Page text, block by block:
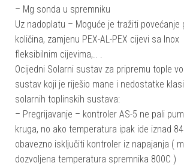
– Mg sonda u spremniku
Uz nadoplatu – Moguće je tražiti povećanje
količina, zamjenu PEX-AL-PEX cijevi sa Inox
fleksibilnim cijevima,.. .
Ocijedni Solarni sustav za pripremu tople
sustav koji je riješio mane i nedostatke
solarnih toplinskih sustava:
– Pregrijavanje – kontroler AS-5 ne pali
kruga, no ako temperatura ipak ide iznad
obavezno isključiti kontroler iz napajanja (
dozvoljena temperatura spremnika 800C )